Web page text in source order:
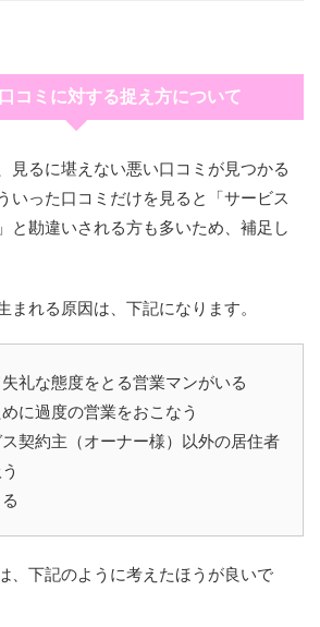
コミに対する捉え方について
見るに堪えない悪い口コミが見つかる
いった口コミだけを見ると「サービス
と勘違いされる方も多いため、補足し
まれる原因は、下記になります。
礼な態度をとる営業マンがいる
に過度の営業をおこなう
契約主（オーナー様）以外の居住者
、下記のように考えたほうが良いで